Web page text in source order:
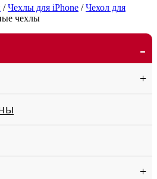
/Чехлы для iPhone /Чехол для
чехлы
-
+
+